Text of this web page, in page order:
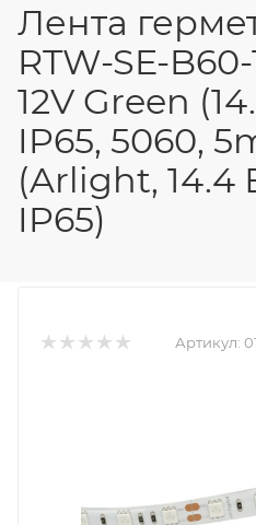
Лента
RTW-SE-
12V Green
IP65, 5060,
(Arlight, 14.4
IP65)
Артикул: